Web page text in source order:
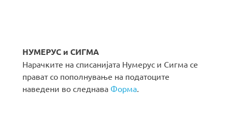
НУМЕРУС и СИГМА
Нарачките на списанијата Нумерус и Сигма се
прават со пополнување на податоците
наведени во следнава Форма